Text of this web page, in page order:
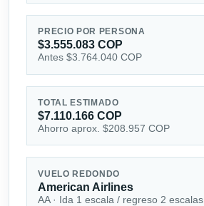
PRECIO POR PERSONA
$3.555.083 COP
Antes $3.764.040 COP
TOTAL ESTIMADO
$7.110.166 COP
Ahorro aprox. $208.957 COP
VUELO REDONDO
American Airlines
AA · Ida 1 escala / regreso 2 escalas